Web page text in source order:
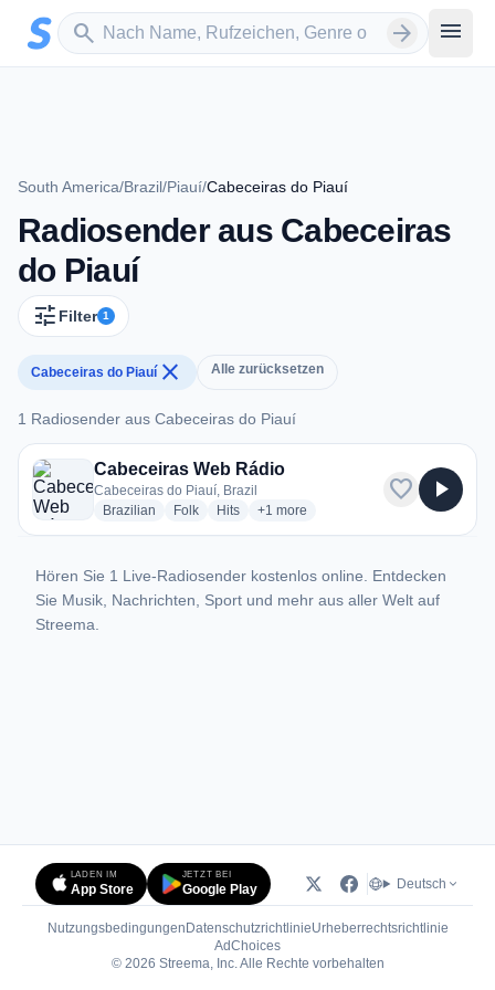
Zum Hauptinhalt springen
search
Sender suchen arrow_forward menu
South America/Brazil/Piauí/Cabeceiras do Piauí
Radiosender aus Cabeceiras
do Piauí
tune Filter 1
Cabeceiras do Piauíclose Alle zurücksetzen
1 Radiosender aus Cabeceiras do Piauí
1 Radiosender aus Cabeceiras do Piauí
Cabeceiras Web Rádio
Cabeceiras do Piauí, Brazil
Brazilian radio stations
Folkradio stations
Hitsradio stations
+1 more genres for Cabeceiras Web
more
favorite play_arrow
Hören Sie 1 Live-Radiosender kostenlos online. Entdecken
Sie Musik, Nachrichten, Sport und mehr aus aller Welt auf
Streema.
LADEN IM
App Store
JETZT BEI
Google Play Deutsch
Nutzungsbedingungen DatenschutzrichtlinieUrheberrechtsrichtlinie
AdChoices(öffnet in neuem Tab)
© 2026 Streema, Inc. Alle Rechte vorbehalten